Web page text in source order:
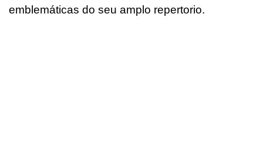
emblemáticas do seu amplo repertorio.